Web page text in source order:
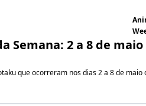
Semana: 2 a 8 de maio
que ocorreram nos dias 2 a 8 de maio